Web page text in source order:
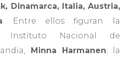
Dinamarca, Italia, Austria,
. Entre ellos figuran la
Instituto Nacional de
Minna Harmanen; la